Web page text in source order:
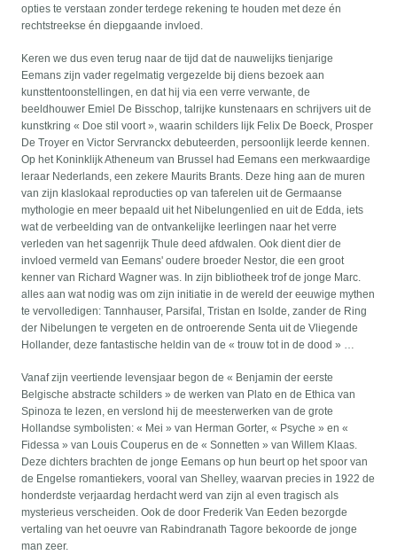
opties te verstaan zonder terdege rekening te houden met deze én
rechtstreekse én diepgaande invloed.
Keren we dus even terug naar de tijd dat de nauwelijks tienjarige
Eemans zijn vader regelmatig vergezelde bij diens bezoek aan
kunsttentoonstellingen, en dat hij via een verre verwante, de
beeldhouwer Emiel De Bisschop, talrijke kunstenaars en schrijvers uit de
kunstkring « Doe stil voort », waarin schilders lijk Felix De Boeck, Prosper
De Troyer en Victor Servranckx debuteerden, persoonlijk leerde kennen.
Op het Koninklijk Atheneum van Brussel had Eemans een merkwaardige
leraar Nederlands, een zekere Maurits Brants. Deze hing aan de muren
van zijn klaslokaal reproducties op van taferelen uit de Germaanse
mythologie en meer bepaald uit het Nibelungenlied en uit de Edda, iets
wat de verbeelding van de ontvankelijke leerlingen naar het verre
verleden van het sagenrijk Thule deed afdwalen. Ook dient dier de
invloed vermeld van Eemans' oudere broeder Nestor, die een groot
kenner van Richard Wagner was. In zijn bibliotheek trof de jonge Marc.
alles aan wat nodig was om zijn initiatie in de wereld der eeuwige mythen
te vervolledigen: Tannhauser, Parsifal, Tristan en Isolde, zander de Ring
der Nibelungen te vergeten en de ontroerende Senta uit de Vliegende
Hollander, deze fantastische heldin van de « trouw tot in de dood » …
Vanaf zijn veertiende levensjaar begon de « Benjamin der eerste
Belgische abstracte schilders » de werken van Plato en de Ethica van
Spinoza te lezen, en verslond hij de meesterwerken van de grote
Hollandse symbolisten: « Mei » van Herman Gorter, « Psyche » en «
Fidessa » van Louis Couperus en de « Sonnetten » van Willem Klaas.
Deze dichters brachten de jonge Eemans op hun beurt op het spoor van
de Engelse romantiekers, vooral van Shelley, waarvan precies in 1922 de
honderdste verjaardag herdacht werd van zijn al even tragisch als
mysterieus verscheiden. Ook de door Frederik Van Eeden bezorgde
vertaling van het oeuvre van Rabindranath Tagore bekoorde de jonge
man zeer.